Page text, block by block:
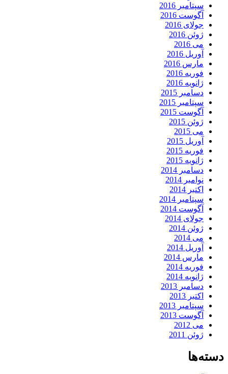
سپتامبر 2016
آگوست 2016
جولای 2016
ژوئن 2016
می 2016
آوریل 2016
مارس 2016
فوریه 2016
ژانویه 2016
دسامبر 2015
سپتامبر 2015
آگوست 2015
ژوئن 2015
می 2015
آوریل 2015
فوریه 2015
ژانویه 2015
دسامبر 2014
نوامبر 2014
اکتبر 2014
سپتامبر 2014
آگوست 2014
جولای 2014
ژوئن 2014
می 2014
آوریل 2014
مارس 2014
فوریه 2014
ژانویه 2014
دسامبر 2013
اکتبر 2013
سپتامبر 2013
آگوست 2013
می 2012
ژوئن 2011
دسته‌ها